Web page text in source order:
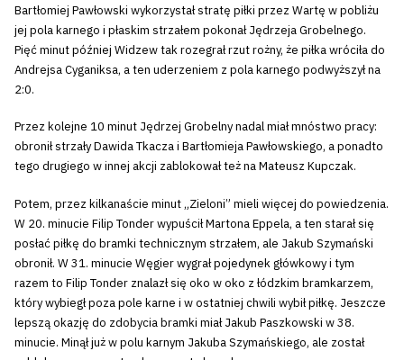
Bartłomiej Pawłowski wykorzystał stratę piłki przez Wartę w pobliżu
jej pola karnego i płaskim strzałem pokonał Jędrzeja Grobelnego.
Pięć minut później Widzew tak rozegrał rzut rożny, że piłka wróciła do
Andrejsa Cyganiksa, a ten uderzeniem z pola karnego podwyższył na
2:0.
Przez kolejne 10 minut Jędrzej Grobelny nadal miał mnóstwo pracy:
obronił strzały Dawida Tkacza i Bartłomieja Pawłowskiego, a ponadto
tego drugiego w innej akcji zablokował też na Mateusz Kupczak.
Potem, przez kilkanaście minut „Zieloni” mieli więcej do powiedzenia.
W 20. minucie Filip Tonder wypuścił Martona Eppela, a ten starał się
posłać piłkę do bramki technicznym strzałem, ale Jakub Szymański
obronił. W 31. minucie Węgier wygrał pojedynek główkowy i tym
razem to Filip Tonder znalazł się oko w oko z łódzkim bramkarzem,
który wybiegł poza pole karne i w ostatniej chwili wybił piłkę. Jeszcze
lepszą okazję do zdobycia bramki miał Jakub Paszkowski w 38.
minucie. Minął już w polu karnym Jakuba Szymańskiego, ale został